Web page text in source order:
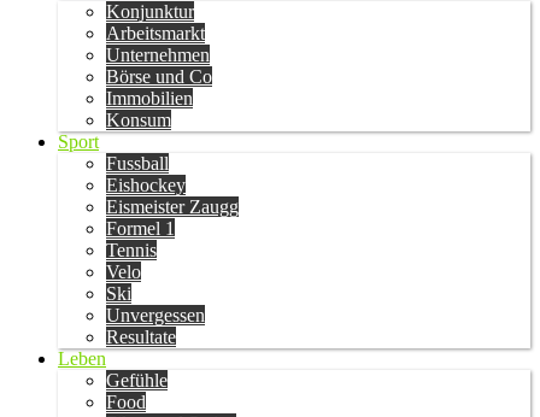
Konjunktur
Arbeitsmarkt
Unternehmen
Börse und Co
Immobilien
Konsum
Sport
Fussball
Eishockey
Eismeister Zaugg
Formel 1
Tennis
Velo
Ski
Unvergessen
Resultate
Leben
Gefühle
Food